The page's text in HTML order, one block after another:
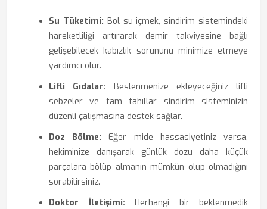
Su Tüketimi: Bol su içmek, sindirim sistemindeki
hareketliliği artırarak demir takviyesine bağlı
gelişebilecek kabızlık sorununu minimize etmeye
yardımcı olur.
Lifli Gıdalar: Beslenmenize ekleyeceğiniz lifli
sebzeler ve tam tahıllar sindirim sisteminizin
düzenli çalışmasına destek sağlar.
Doz Bölme: Eğer mide hassasiyetiniz varsa,
hekiminize danışarak günlük dozu daha küçük
parçalara bölüp almanın mümkün olup olmadığını
sorabilirsiniz.
Doktor İletişimi: Herhangi bir beklenmedik